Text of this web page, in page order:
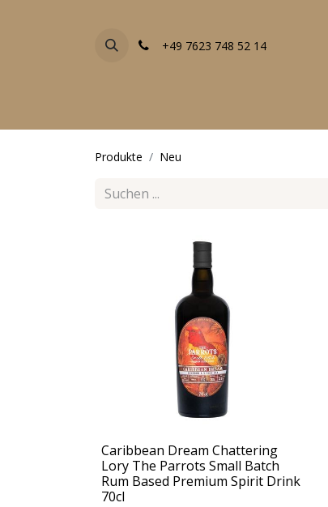
+49 7623 748 52 14
Produkte Neu
Caribbean Dream Chattering
Lory The Parrots Small Batch
Rum Based Premium Spirit Drink
70cl